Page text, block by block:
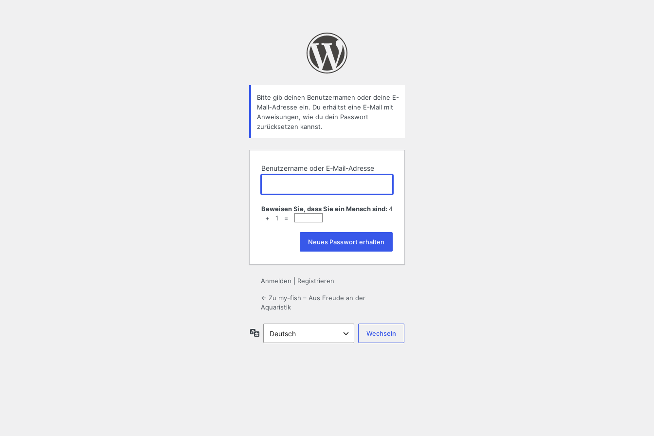
Bitte gib deinen Benutzernamen oder deine E-
Mail-Adresse ein. Du erhältst eine E-Mail mit
Anweisungen, wie du dein Passwort
zurücksetzen kannst.
Benutzername oder E-Mail-Adresse
Beweisen Sie, dass Sie ein Mensch sind: 4
+ 1 =
Anmelden Registrieren
← Zu my-fish – Aus Freude an der
Aquaristik
Sprache